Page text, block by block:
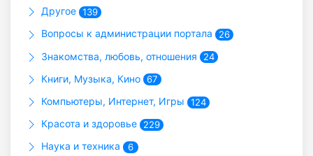
Другое 139
Вопросы к администрации портала 26
Знакомства, любовь, отношения 24
Книги, Музыка, Кино 67
Компьютеры, Интернет, Игры 124
Красота и здоровье 229
Наука и техника 6